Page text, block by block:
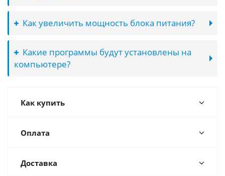
Как увеличить мощность блока питания?
Какие программы будут установлены на
компьютере?
Как купить
Оплата
Доставка